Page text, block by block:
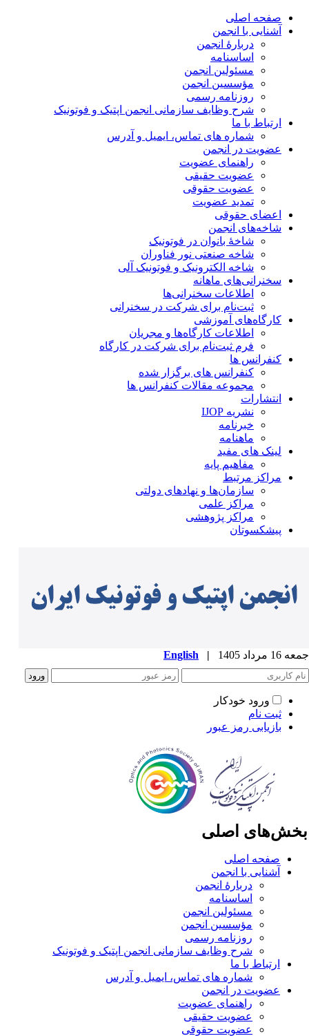
صفحه اصلی
آشنایی با انجمن
دربارۀ انجمن
اساسنامه
مسئولین انجمن
مؤسسین انجمن
روزنامه رسمی
شرح وظایف سازمانی انجمن اپتیک و فوتونیک
ارتباط با ما
شماره های تماس، ایمیل و آدرس
عضویت در انجمن
راهنمای عضویت
عضویت حقیقی
عضویت حقوقی
تمدید عضویت
اعضای حقوقی
شاخه‌های انجمن
شاخۀ بانوان در فوتونیک
شاخه صنعتی نور فناوران
شاخه‌ الکترونیک و فوتونیک آلی
سخنرانی‌های ماهانه
اطلاعات سخنرانی‌‌ها
ثبت‌نام برای شرکت در سخنرانی
کارگاه‌های آموزشی
اطلاعات کارگاه‌ها و مجریان
فرم ثبت‌نام برای شرکت در کارگاه
کنفرانس ها
کنفرانس های برگزار شده
مجموعه مقالات کنفرانس ها
انتشارات
نشریه IJOP
خبرنامه
ماهنامه
لینک های مفید
مفاهیم پایه
مراکز مرتبط
سازمان‌ها و نهادهای دولتی
مراکز علمی
مراکز پژوهشی
پیشکسوتان
مرداد 1405 |
English
ورود خودکار
ثبت نام
بازیابی رمز عبور
اصلی
صفحه اصلی
آشنایی با انجمن
دربارۀ انجمن
اساسنامه
مسئولین انجمن
مؤسسین انجمن
روزنامه رسمی
شرح وظایف سازمانی انجمن اپتیک و فوتونیک
ارتباط با ما
شماره های تماس، ایمیل و آدرس
عضویت در انجمن
راهنمای عضویت
عضویت حقیقی
عضویت حقوقی